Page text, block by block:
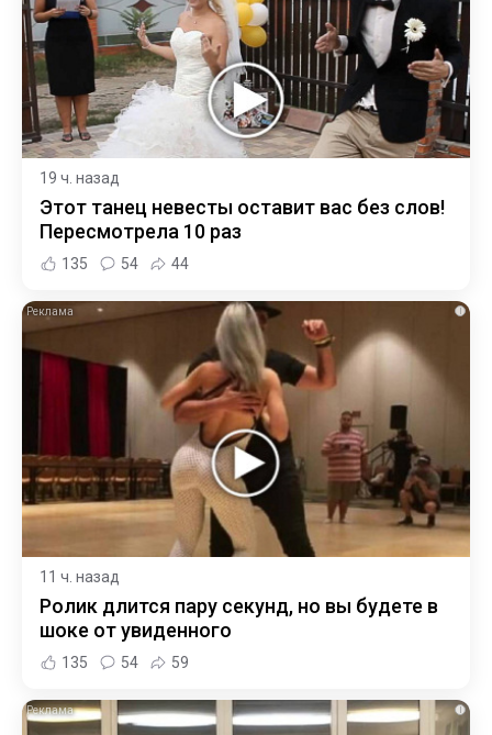
19 ч. назад
Этот танец невесты оставит вас без слов!
Пересмотрела 10 раз
135 54 44
i
11 ч. назад
Ролик длится пару секунд, но вы будете в
шоке от увиденного
135 54 59
i